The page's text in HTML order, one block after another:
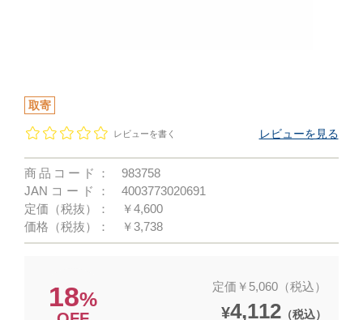
取寄
レビューを書く レビューを見る
商品コード：
983758
JANコード：
4003773020691
定価（税抜）：
￥4,600
価格（税抜）：
￥3,738
18%
定価￥5,060（税込）
¥4,112（税込）